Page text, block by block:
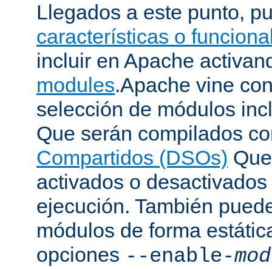
Llegados a este punto,
características o
incluir en Apache
modules.Apache vine
selección de módulos
Que serán compilados
Compartidos (DSOs)
activados o
ejecución. También
módulos de forma
opciones --enable-